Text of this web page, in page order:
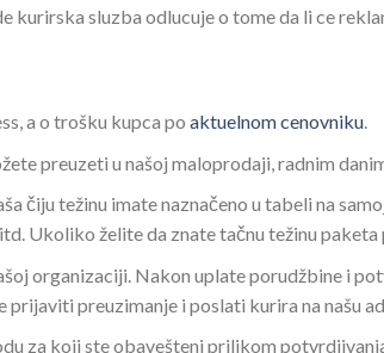
kurirska sluzba odlucuje o tome da li ce
a o trošku kupca po aktuelnom cenovniku.
preuzeti u našoj maloprodaji, radnim
čiju težinu imate naznačeno u tabeli na
Ukoliko želite da znate tačnu težinu
organizaciji. Nakon uplate porudžbine i
preuzimanje i poslati kurira na našu
za koji ste obavešteni prilikom